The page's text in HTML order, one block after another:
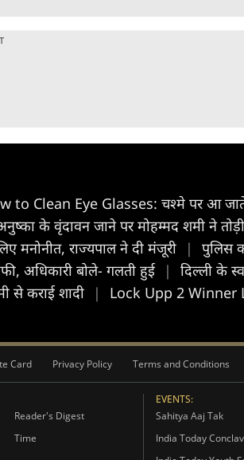
to Clean Eye Glasses: चश्मे पर आ
के वृंदावन जाने पर मोहम्मद शमी ने
मनोनीत, राज्यपाल ने दी मंजूरी |
पुलिस
अधिकारी बोले- गलती हुई |
दिल्ली के
से कराई शादी |
Lock Upp 2 Winner
Card Privacy Policy Terms and Conditions
Reader's Digest
Time
EVENTS:
Sahitya Aaj Tak
India Today